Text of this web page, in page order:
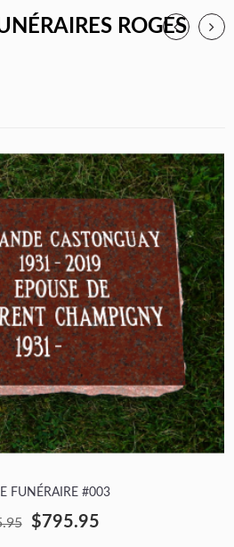
ROGES
FUNÉRAIRE #003
$795.95